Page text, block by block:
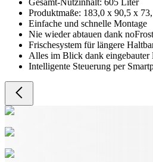
Gesamt-Nutzinhalt: 605 Liter
Produktmaße: 183,0 x 90,5 x
Einfache und schnelle Montage
Nie wieder abtauen dank
Frischesystem für längere
Alles im Blick dank eingebauter
Intelligente Steuerung per